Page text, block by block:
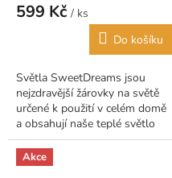
599 Kč / ks
Do košíku
Světla SweetDreams jsou
nejzdravější žárovky na světě
určené k použití v celém domě
a obsahují naše teplé světlo
jantarového spektra. Zaručená
100% absence modrého
světla,...
Akce